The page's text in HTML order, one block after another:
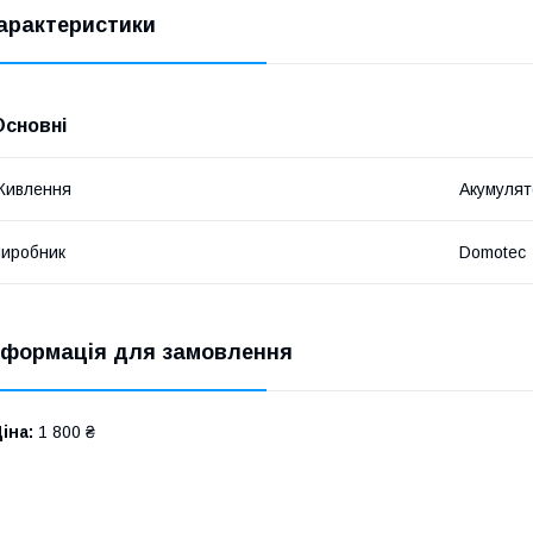
Domotec
для замовлення
1 800 ₴